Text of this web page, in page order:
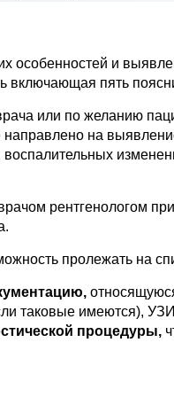
и
включающая пять
или по желанию
на
воспалительных
рентгенологом
пролежать на
таковые имеются),
процедуры,